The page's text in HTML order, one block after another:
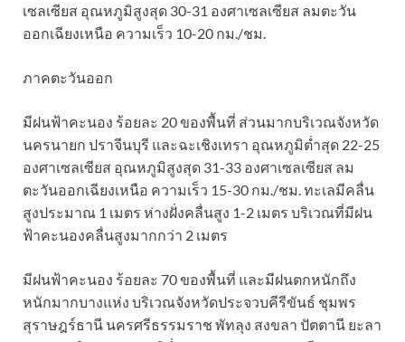
เซลเซียส อุณหภูมิสูงสุด 30-31 องศาเซลเซียส ลมตะวัน
ออกเฉียงเหนือ ความเร็ว 10-20 กม./ชม.
ภาคตะวันออก
มีฝนฟ้าคะนอง ร้อยละ 20 ของพื้นที่ ส่วนมากบริเวณจังหวัด
นครนายก ปราจีนบุรี และฉะเชิงเทรา อุณหภูมิต่ำสุด 22-25
องศาเซลเซียส อุณหภูมิสูงสุด 31-33 องศาเซลเซียส ลม
ตะวันออกเฉียงเหนือ ความเร็ว 15-30 กม./ชม. ทะเลมีคลื่น
สูงประมาณ 1 เมตร ห่างฝั่งคลื่นสูง 1-2 เมตร บริเวณที่มีฝน
ฟ้าคะนองคลื่นสูงมากกว่า 2 เมตร
มีฝนฟ้าคะนอง ร้อยละ 70 ของพื้นที่ และมีฝนตกหนักถึง
หนักมากบางแห่ง บริเวณจังหวัดประจวบคีรีขันธ์ ชุมพร
สุราษฎร์ธานี นครศรีธรรมราช พัทลุง สงขลา ปัตตานี ยะลา